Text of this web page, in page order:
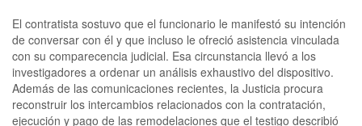
El contratista sostuvo que el funcionario le manifestó su intención
de conversar con él y que incluso le ofreció asistencia vinculada
con su comparecencia judicial. Esa circunstancia llevó a los
investigadores a ordenar un análisis exhaustivo del dispositivo.
Además de las comunicaciones recientes, la Justicia procura
reconstruir los intercambios relacionados con la contratación,
ejecución y pago de las remodelaciones que el testigo describió